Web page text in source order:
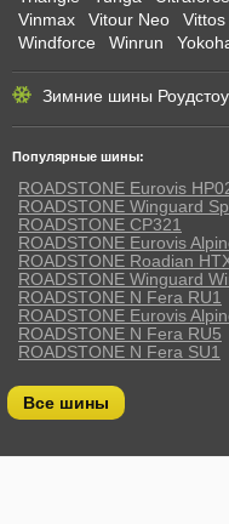
Vinmax
Vitour Neo Vittos
Windforce
Winrun
Зимние шины
Популярные шины:
ROADSTONE Eurovis
ROADSTONE Winguard
ROADSTONE CP321
ROADSTONE Eurovis
ROADSTONE Roadian
ROADSTONE Winguard
ROADSTONE N Fera RU1
ROADSTONE Eurovis
ROADSTONE N Fera RU5
ROADSTONE N Fera SU1
Все шины